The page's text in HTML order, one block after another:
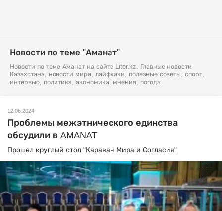
Новости по теме "Аманат"
Новости по теме Аманат на сайте Liter.kz. Главные новости
Казахстана, новости мира, лайфхаки, полезные советы, спорт,
интервью, политика, экономика, мнения, погода.
12.06.2024
Проблемы межэтнического единства
обсудили в AMANAT
Прошел круглый стол "Караван Мира и Согласия".